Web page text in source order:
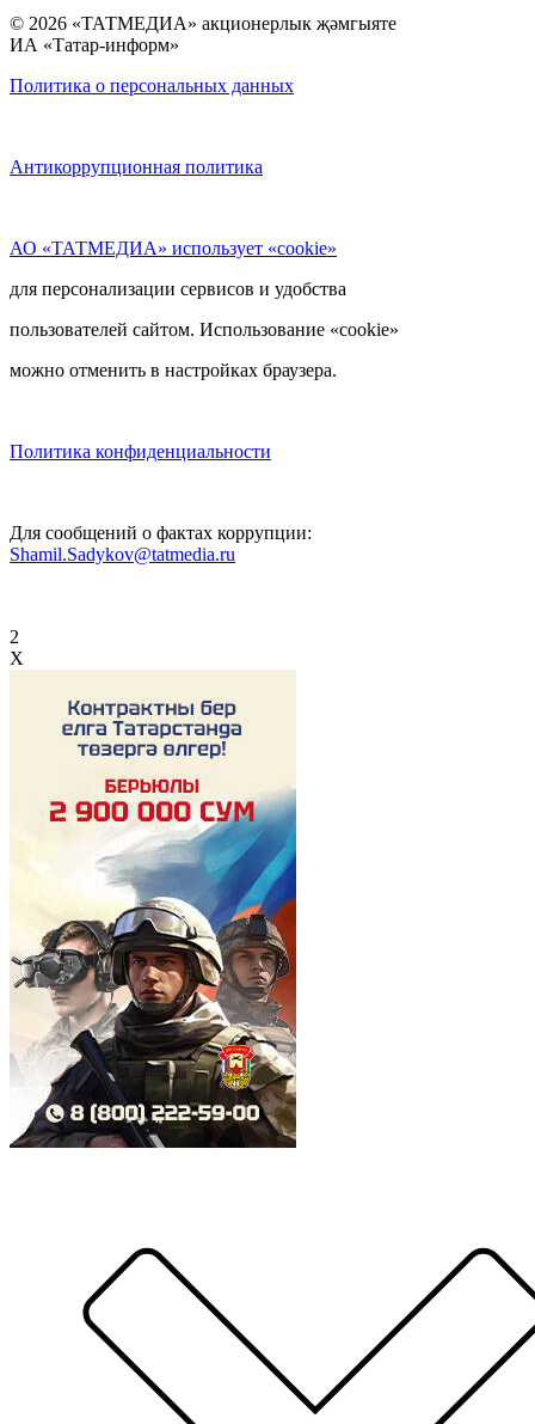
© 2026 «ТАТМЕДИА» акционерлык җәмгыяте
ИА «Татар-информ»
Политика о персональных данных
Антикоррупционная политика
АО «ТАТМЕДИА» использует «cookie»
для персонализации сервисов и удобства
пользователей сайтом. Использование «cookie»
можно отменить в настройках браузера.
Политика конфиденциальности
Для сообщений о фактах коррупции:
Shamil.Sadykov@tatmedia.ru
2
X